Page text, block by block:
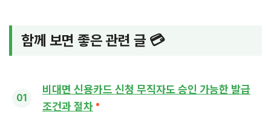
함께 보면 좋은 관련 글 💳
비대면 신용카드 신청 무직자도 승인 가능한 발급
조건과 절차